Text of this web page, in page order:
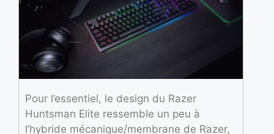
Pour l’essentiel, le design du Razer
Huntsman Elite ressemble un peu à
l’hybride mécanique/membrane de Razer,